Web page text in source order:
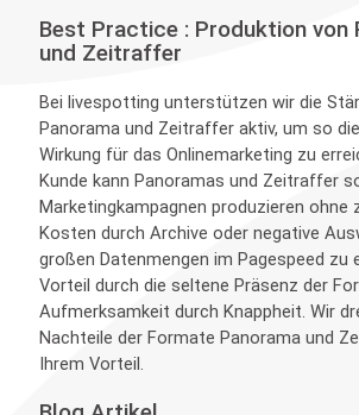
Best Practice : Produktion von
und Zeitraffer
Bei livespotting unterstützen wir die
Panorama und Zeitraffer aktiv, um so
Wirkung für das Onlinemarketing zu
Kunde kann Panoramas und Zeitraffer
Marketingkampagnen produzieren ohne
Kosten durch Archive oder negative
großen Datenmengen im Pagespeed zu
Vorteil durch die seltene Präsenz der
Aufmerksamkeit durch Knappheit. Wir
Nachteile der Formate Panorama und
Ihrem Vorteil.